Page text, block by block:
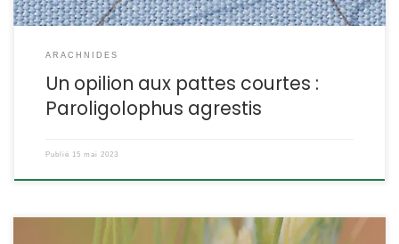
ARACHNIDES
Un opilion aux pattes courtes :
Paroligolophus agrestis
Publié 15 mai 2023